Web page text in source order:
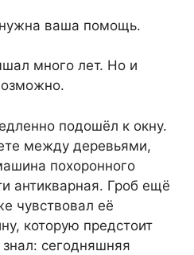
ваша помощь.
много лет. Но и
подошёл к окну.
между деревьями,
похоронного
антикварная. Гроб ещё
чувствовал её
которую предстоит
сегодняшняя